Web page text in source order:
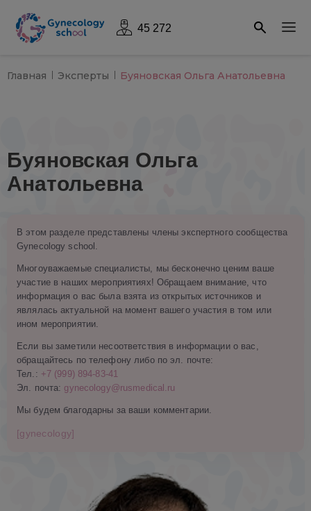
45 272
Главная Эксперты Буяновская Ольга Анатольевна
Буяновская Ольга
Анатольевна
В этом разделе представлены члены экспертного сообщества
Gynecology school.
Многоуважаемые специалисты, мы бесконечно ценим ваше
участие в наших мероприятиях! Обращаем внимание, что
информация о вас была взята из открытых источников и
являлась актуальной на момент вашего участия в том или
ином мероприятии.
Если вы заметили несоответствия в информации о вас,
обращайтесь по телефону либо по эл. почте:
Тел.: +7 (999) 894-83-41
Эл. почта: gynecology@rusmedical.ru
Мы будем благодарны за ваши комментарии.
[gynecology]